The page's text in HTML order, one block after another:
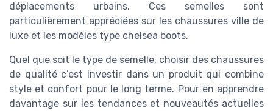
déplacements urbains. Ces semelles sont
particulièrement appréciées sur les chaussures ville de
luxe et les modèles type chelsea boots.
Quel que soit le type de semelle, choisir des chaussures
de qualité c’est investir dans un produit qui combine
style et confort pour le long terme. Pour en apprendre
davantage sur les tendances et nouveautés actuelles